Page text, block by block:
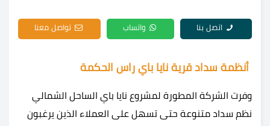
اتصل بنا واتساب تواصل معنا
أنظمة سداد قرية نايا باي راس الحكمة
وفرت الشركة المطورة لمشروع نايا باي الساحل الشمالي
نظم سداد متنوعة حتى تسهل على العملاء الذين يرغبون